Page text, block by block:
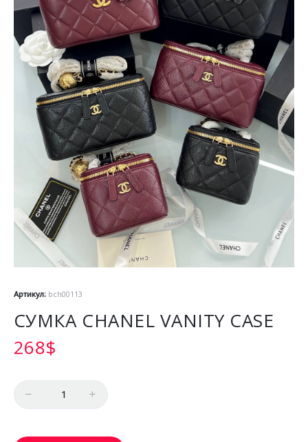
Артикул: bch00113
СУМКА CHANEL VANITY CASE
268$